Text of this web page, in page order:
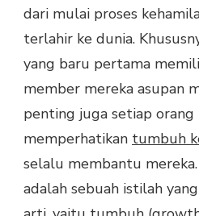
dari mulai proses
terlahir ke dunia.
yang baru pertama
member mereka asupan
penting juga setiap
memperhatikan tumbuh
selalu membantu
adalah sebuah istilah